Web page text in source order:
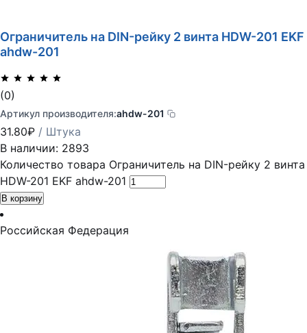
Ограничитель на DIN-рейку 2 винта HDW-201 EKF
ahdw-201
(0)
Артикул производителя:ahdw-201
31.80₽ / Штука
В наличии: 2893
Количество товара Ограничитель на DIN-рейку 2 винта
HDW-201 EKF ahdw-201
В корзину
Российская Федерация